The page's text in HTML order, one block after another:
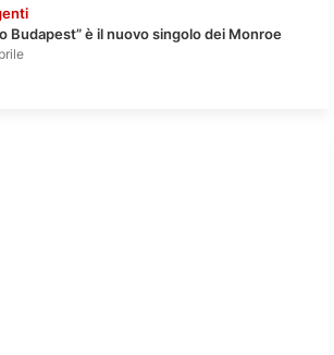
Budapest” è il nuovo singolo dei Monroe